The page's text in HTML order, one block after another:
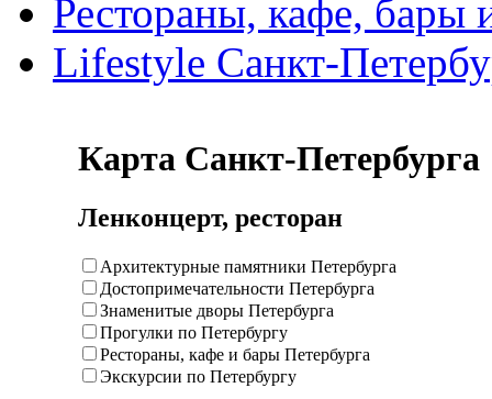
Рестораны, кафе, бары
Lifestyle Санкт-
Карта Санкт-Петербурга
Ленконцерт, ресторан
Архитектурные памятники Петербурга
Достопримечательности Петербурга
Знаменитые дворы Петербурга
Прогулки по Петербургу
Рестораны, кафе и бары Петербурга
Экскурсии по Петербургу